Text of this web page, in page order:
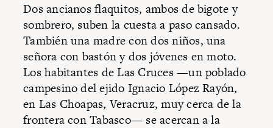
Dos ancianos flaquitos, ambos de bigote y
sombrero, suben la cuesta a paso cansado.
También una madre con dos niños, una
señora con bastón y dos jóvenes en moto.
Los habitantes de Las Cruces —un poblado
campesino del ejido Ignacio López Rayón,
en Las Choapas, Veracruz, muy cerca de la
frontera con Tabasco— se acercan a la